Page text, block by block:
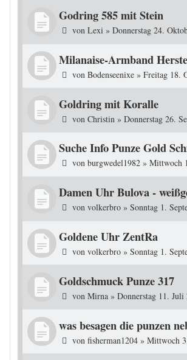
Godring 585 mit Stein
von Lexi » Donnerstag 24.
Milanaise-Armband
von Bodenseenixe » Freitag 18.
Goldring mit Koralle
von Christin » Donnerstag 26.
Suche Info Punze Gold
von burgwedel1982 » Mittwoch
Damen Uhr Bulova -
von volkerbro » Sonntag 1.
Goldene Uhr ZentRa
von volkerbro » Sonntag 1.
Goldschmuck Punze 317
von Mirna » Donnerstag 11. Juli
was besagen die punzen
von fisherman1204 » Mittwoch